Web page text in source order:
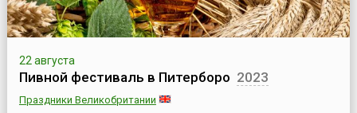
22 августа
Пивной фестиваль в Питерборо 2023
Праздники Великобритании